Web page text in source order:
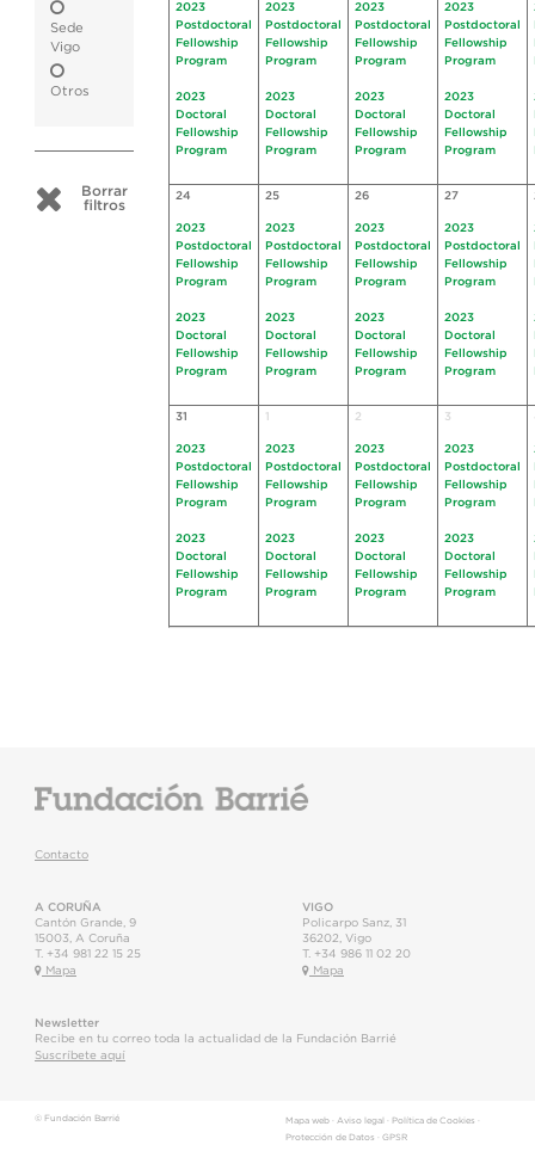
Sede
Vigo
Otros
Borrar
filtros
2023
Postdoctoral
Fellowship
Program
2023
Doctoral
Fellowship
Program
2023
Postdoctoral
Fellowship
Program
2023
Doctoral
Fellowship
Program
2023
Postdoctoral
Fellowship
Program
2023
Doctoral
Fellowship
Program
2023
Postdoctoral
Fellowship
Program
2023
Doctoral
Fellowship
Program
24
2023
Postdoctoral
Fellowship
Program
2023
Doctoral
Fellowship
Program
25
2023
Postdoctoral
Fellowship
Program
2023
Doctoral
Fellowship
Program
26
2023
Postdoctoral
Fellowship
Program
2023
Doctoral
Fellowship
Program
27
2023
Postdoctoral
Fellowship
Program
2023
Doctoral
Fellowship
Program
31
2023
Postdoctoral
Fellowship
Program
2023
Doctoral
Fellowship
Program
2023
Postdoctoral
Fellowship
Program
2023
Doctoral
Fellowship
Program
2
2023
Postdoctoral
Fellowship
Program
2023
Doctoral
Fellowship
Program
3
2023
Postdoctoral
Fellowship
Program
2023
Doctoral
Fellowship
Program
Contacto
A CORUÑA
Cantón Grande, 9
15003
A Coruña
T. +34 981 22 15 25
Mapa
VIGO
Policarpo Sanz, 31
36202 Vigo
T. +34 986 11 02 20
Mapa
Newsletter
Recibe en tu correo toda la actualidad de la Fundación Barrié
Suscríbete aquí
© Fundación Barrié Mapa web· Aviso legal · Política de Cookies ·
Protección de Datos · GPSR